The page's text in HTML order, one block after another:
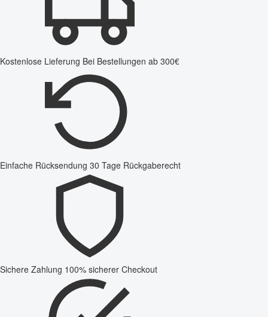
Kostenlose Lieferung Bei Bestellungen ab 300€
Einfache Rücksendung 30 Tage Rückgaberecht
Sichere Zahlung 100% sicherer Checkout